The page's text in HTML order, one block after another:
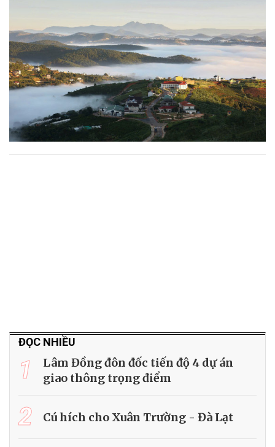
ĐỌC NHIỀU
1
Lâm Đồng đôn đốc tiến độ 4 dự án
giao thông trọng điểm
2 Cú hích cho Xuân Trường - Đà Lạt